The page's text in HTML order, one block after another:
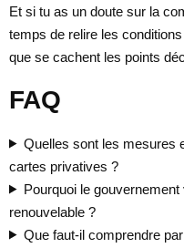
Et si tu as un doute sur la
temps de relire les
que se cachent les points
FAQ
Quelles sont les mesures
cartes privatives ?
Pourquoi le
renouvelable ?
Que faut-il comprendre